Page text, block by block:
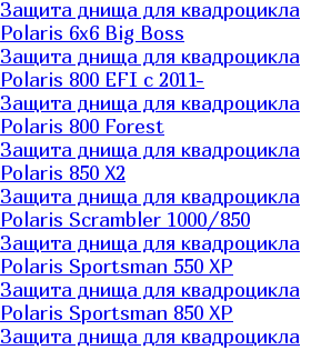
Защита днища для квадроцикла
Polaris 6х6 Big Boss
Защита днища для квадроцикла
Polaris 800 EFI с 2011-
Защита днища для квадроцикла
Polaris 800 Forest
Защита днища для квадроцикла
Polaris 850 X2
Защита днища для квадроцикла
Polaris Scrambler 1000/850
Защита днища для квадроцикла
Polaris Sportsman 550 XP
Защита днища для квадроцикла
Polaris Sportsman 850 XP
Защита днища для квадроцикла